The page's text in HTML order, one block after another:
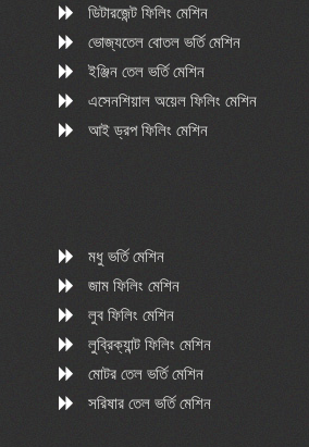
ডিটারজেন্ট ফিলিং মেশিন
ভোজ্যতেল বোতল ভর্তি মেশিন
ইঞ্জিন তেল ভর্তি মেশিন
এসেনশিয়াল অয়েল ফিলিং মেশিন
আই ড্রপ ফিলিং মেশিন
মধু ভর্তি মেশিন
জাম ফিলিং মেশিন
লুব ফিলিং মেশিন
লুব্রিক্যান্ট ফিলিং মেশিন
মোটর তেল ভর্তি মেশিন
সরিষার তেল ভর্তি মেশিন